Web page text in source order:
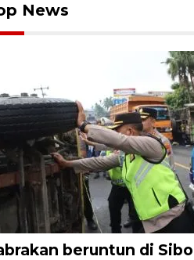
News
beruntun di